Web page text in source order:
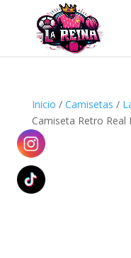
Búsqueda
productos
Inicio / Camisetas /
Camiseta Retro